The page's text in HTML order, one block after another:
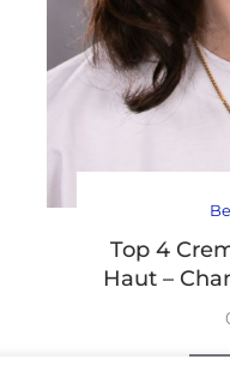
Top 4
Haut –